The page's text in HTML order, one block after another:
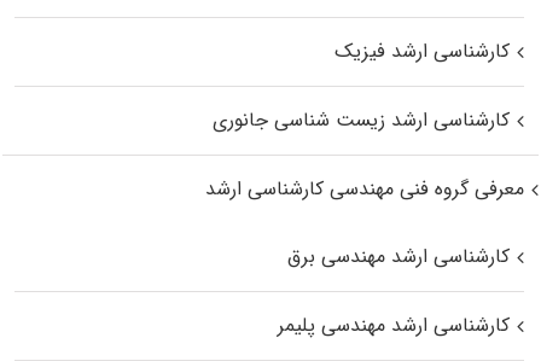
کارشناسی ارشد فیزیک
کارشناسی ارشد زیست‌ شناسی جانوری
معرفی گروه فنی مهندسی کارشناسی ارشد
کارشناسی ارشد مهندسی برق
کارشناسی ارشد مهندسی پلیمر